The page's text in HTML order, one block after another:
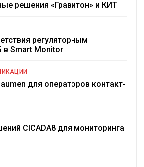
решения «Гравитон» и КИТ
регуляторным
в Smart Monitor
для операторов контакт-
CICADA8 для мониторинга